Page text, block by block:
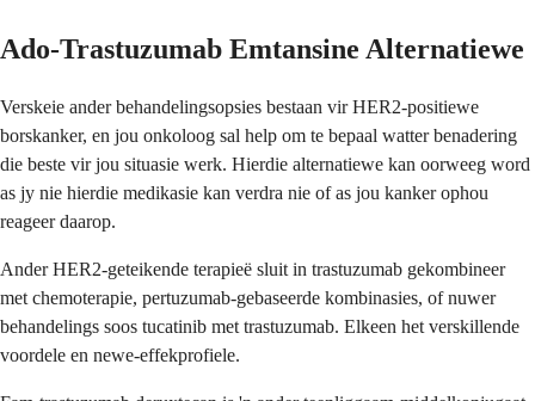
Ado-Trastuzumab Emtansine Alternatiewe
Verskeie ander behandelingsopsies bestaan vir HER2-positiewe
borskanker, en jou onkoloog sal help om te bepaal watter benadering
die beste vir jou situasie werk. Hierdie alternatiewe kan oorweeg word
as jy nie hierdie medikasie kan verdra nie of as jou kanker ophou
reageer daarop.
Ander HER2-geteikende terapieë sluit in trastuzumab gekombineer
met chemoterapie, pertuzumab-gebaseerde kombinasies, of nuwer
behandelings soos tucatinib met trastuzumab. Elkeen het verskillende
voordele en newe-effekprofiele.